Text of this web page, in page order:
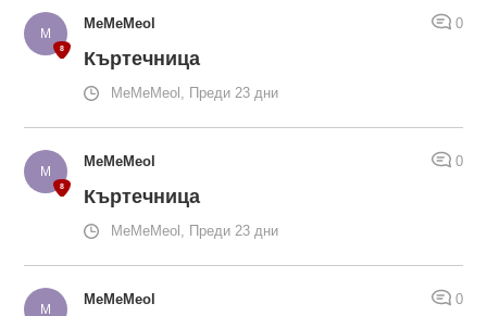
MeMeMeol 0
Къртечница
MeMeMeol, Преди 23 дни
MeMeMeol 0
Къртечница
MeMeMeol, Преди 23 дни
MeMeMeol 0